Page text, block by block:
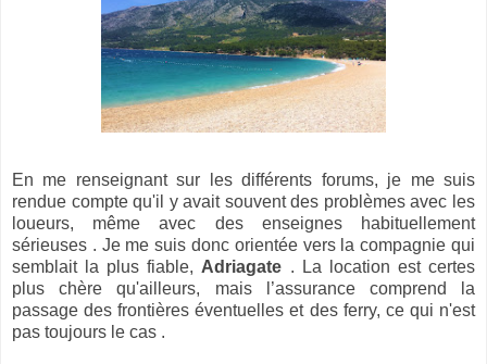
En me renseignant sur les différents forums, je me suis
rendue compte qu'il y avait souvent des problèmes avec les
loueurs, même avec des enseignes habituellement
sérieuses . Je me suis donc orientée vers la compagnie qui
semblait la plus fiable, Adriagate . La location est certes
plus chère qu'ailleurs, mais l’assurance comprend la
passage des frontières éventuelles et des ferry, ce qui n'est
pas toujours le cas .